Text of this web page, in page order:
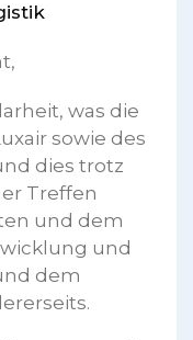
was die
sowie des
dies trotz
Treffen
und dem
und
dem